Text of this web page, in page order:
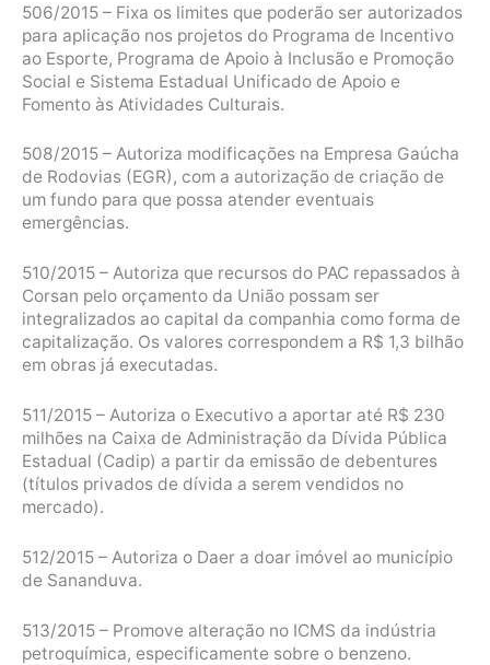
506/2015 – Fixa os limites que poderão ser autorizados
para aplicação nos projetos do Programa de Incentivo
ao Esporte, Programa de Apoio à Inclusão e Promoção
Social e Sistema Estadual Unificado de Apoio e
Fomento às Atividades Culturais.
508/2015 – Autoriza modificações na Empresa Gaúcha
de Rodovias (EGR), com a autorização de criação de
um fundo para que possa atender eventuais
emergências.
510/2015 – Autoriza que recursos do PAC repassados à
Corsan pelo orçamento da União possam ser
integralizados ao capital da companhia como forma de
capitalização. Os valores correspondem a R$ 1,3 bilhão
em obras já executadas.
511/2015 – Autoriza o Executivo a aportar até R$ 230
milhões na Caixa de Administração da Dívida Pública
Estadual (Cadip) a partir da emissão de debentures
(títulos privados de dívida a serem vendidos no
mercado).
512/2015 – Autoriza o Daer a doar imóvel ao município
de Sananduva.
513/2015 – Promove alteração no ICMS da indústria
petroquímica, especificamente sobre o benzeno.